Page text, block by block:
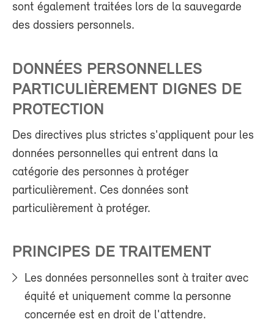
sont également traitées lors de la sauvegarde
des dossiers personnels.
DONNÉES PERSONNELLES
PARTICULIÈREMENT DIGNES DE
PROTECTION
Des directives plus strictes s'appliquent pour les
données personnelles qui entrent dans la
catégorie des personnes à protéger
particulièrement. Ces données sont
particulièrement à protéger.
PRINCIPES DE TRAITEMENT
Les données personnelles sont à traiter avec
équité et uniquement comme la personne
concernée est en droit de l'attendre.